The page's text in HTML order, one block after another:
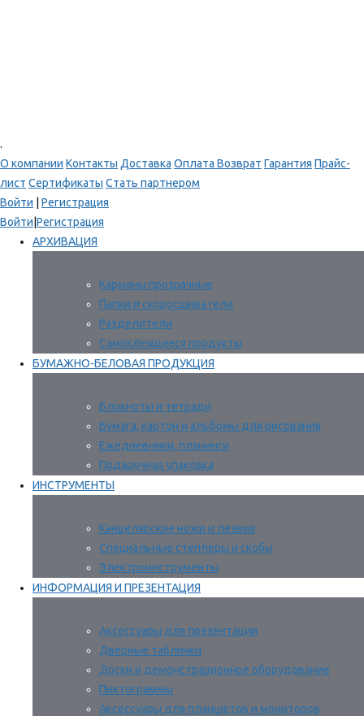
.
О компании Контакты Доставка Оплата Возврат Гарантия Прайс-
лист Сертификаты Стать партнером
Войти
Регистрация
Войти Регистрация
АРХИВАЦИЯ
Карманы прозрачные
Папки и скоросшиватели
Разделители
Самоклеящиеся продукты
БУМАЖНО-БЕЛОВАЯ ПРОДУКЦИЯ
Блокноты и тетради
Бумага, картон и альбомы для рисования
Ежедневники, планинги
Подарочная упаковка
ИНСТРУМЕНТЫ
Канцелярские ножи и лезвия
Специальные степлеры и скобы
Электроинструменты
ИНФОРМАЦИЯ И ПРЕЗЕНТАЦИЯ
Аксессуары для презентации
Дверные таблички
Доски и демонстрационное оборудование
Пиктограммы
Аксессуары для планшетов и мониторов